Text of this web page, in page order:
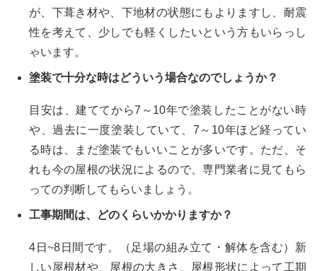
が、下葺き材や、下地材の状態にもよりますし、耐震
性を考えて、少しでも軽くしたいという方もいらっし
ゃいます。
塗装で十分な時はどういう場合なのでしょうか？
目安は、建ててから7～10年で塗装したことがない時
や、過去に一度塗装していて、7～10年ほど経ってい
る時は、まだ塗装でもいいことが多いです。ただ、そ
れも今の屋根の状況によるので、専門業者に見てもら
っての判断してもらいましょう。
工事期間は、どのくらいかかりますか？
4日~8日間です。（足場の組み立て・解体を含む）新
しい屋根材や、屋根の大きさ、屋根形状によって工期